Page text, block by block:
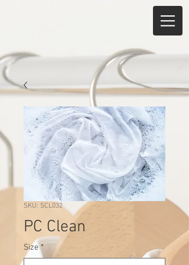
SKU: SCL032
PC Clean
Size *